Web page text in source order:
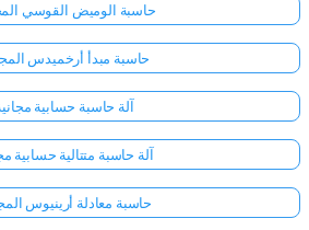
حاسبة الوميض القوسي
حاسبة مبدأ أرخميدس
آلة حاسبة حسابية
آلة حاسبة متتالية حسابية
حاسبة معادلة أرينيوس